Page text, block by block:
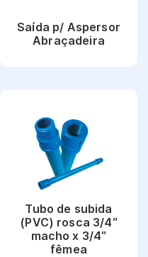
Saída p/ Aspersor
Abraçadeira
Tubo de subida
(PVC) rosca 3/4″
macho x 3/4″
fêmea